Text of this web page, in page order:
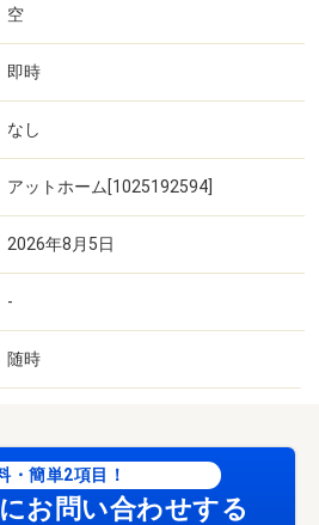
空
即時
なし
アットホーム[1025192594]
2026年8月5日
-
随時
・簡単2項目！
お問い合わせする